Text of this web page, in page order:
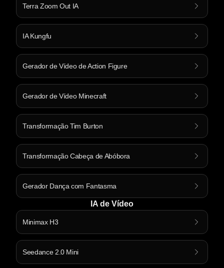
Terra Zoom Out IA
IA Kungfu
Gerador de Vídeo de Action Figure
Gerador de Vídeo Minecraft
Transformação Tim Burton
Transformação Cabeça de Abóbora
Gerador Dança com Fantasma
IA de Vídeo
Minimax H3
Seedance 2.0 Mini